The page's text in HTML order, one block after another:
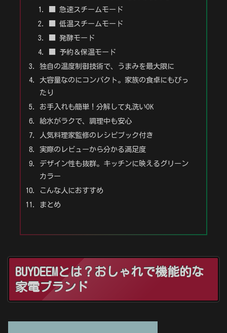
■ 急速スチームモード
■ 低温スチームモード
■ 発酵モード
■ 予約＆保温モード
独自の温度制御技術で、うまみを最大限に
大容量なのにコンパクト。家族の食卓にもぴっ
たり
お手入れも簡単！分解して丸洗いOK
給水がラクで、調理中も安心
人気料理家監修のレシピブック付き
実際のレビューから分かる満足度
デザイン性も抜群。キッチンに映えるグリーン
カラー
こんな人におすすめ
まとめ
BUYDEEMとは？おしゃれで機能的な
家電ブランド